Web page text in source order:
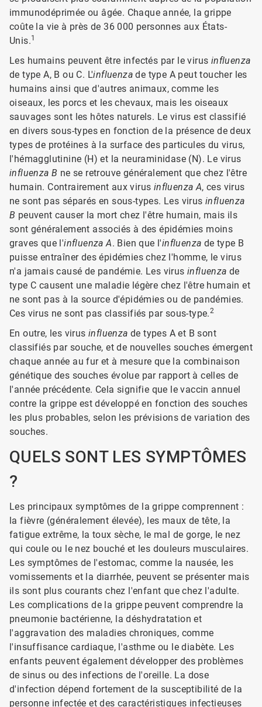
immunodéprimée ou âgée. Chaque année, la grippe
coûte la vie à près de 36 000 personnes aux États-
Unis.1
Les humains peuvent être infectés par le virus influenza
de type A, B ou C. L'influenza de type A peut toucher les
humains ainsi que d'autres animaux, comme les
oiseaux, les porcs et les chevaux, mais les oiseaux
sauvages sont les hôtes naturels. Le virus est classifié
en divers sous-types en fonction de la présence de deux
types de protéines à la surface des particules du virus,
l'hémagglutinine (H) et la neuraminidase (N). Le virus
influenza B ne se retrouve généralement que chez l'être
humain. Contrairement aux virus influenza A, ces virus
ne sont pas séparés en sous-types. Les virus influenza
B peuvent causer la mort chez l'être humain, mais ils
sont généralement associés à des épidémies moins
graves que l'influenza A. Bien que l'influenza de type B
puisse entraîner des épidémies chez l'homme, le virus
n'a jamais causé de pandémie. Les virus influenza de
type C causent une maladie légère chez l'être humain et
ne sont pas à la source d'épidémies ou de pandémies.
Ces virus ne sont pas classifiés par sous-type.2
En outre, les virus influenza de types A et B sont
classifiés par souche, et de nouvelles souches émergent
chaque année au fur et à mesure que la combinaison
génétique des souches évolue par rapport à celles de
l'année précédente. Cela signifie que le vaccin annuel
contre la grippe est développé en fonction des souches
les plus probables, selon les prévisions de variation des
souches.
QUELS SONT LES SYMPTÔMES
?
Les principaux symptômes de la grippe comprennent :
la fièvre (généralement élevée), les maux de tête, la
fatigue extrême, la toux sèche, le mal de gorge, le nez
qui coule ou le nez bouché et les douleurs musculaires.
Les symptômes de l'estomac, comme la nausée, les
vomissements et la diarrhée, peuvent se présenter mais
ils sont plus courants chez l'enfant que chez l'adulte.
Les complications de la grippe peuvent comprendre la
pneumonie bactérienne, la déshydratation et
l'aggravation des maladies chroniques, comme
l'insuffisance cardiaque, l'asthme ou le diabète. Les
enfants peuvent également développer des problèmes
de sinus ou des infections de l'oreille. La dose
d'infection dépend fortement de la susceptibilité de la
personne infectée et des caractéristiques infectieuses